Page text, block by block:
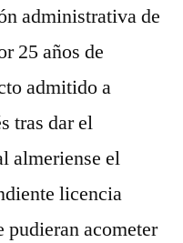
administrativa de
25 años de
admitido a
tras dar el
almeriense el
licencia
pudieran acometer